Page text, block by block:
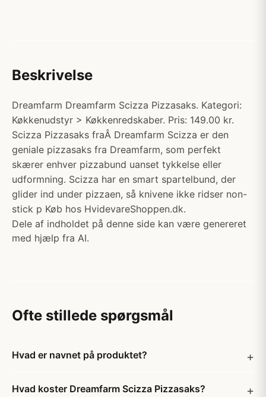
Beskrivelse
Dreamfarm Dreamfarm Scizza Pizzasaks. Kategori:
Køkkenudstyr > Køkkenredskaber. Pris: 149.00 kr.
Scizza Pizzasaks fraÂ Dreamfarm Scizza er den
geniale pizzasaks fra Dreamfarm, som perfekt
skærer enhver pizzabund uanset tykkelse eller
udformning. Scizza har en smart spartelbund, der
glider ind under pizzaen, så knivene ikke ridser non-
stick p Køb hos HvidevareShoppen.dk.
Dele af indholdet på denne side kan være genereret
med hjælp fra AI.
Ofte stillede spørgsmål
Hvad er navnet på produktet?
Hvad koster Dreamfarm Scizza Pizzasaks?